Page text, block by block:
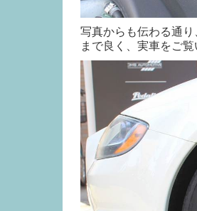
写真からも伝わる通
まで良く、実車をご